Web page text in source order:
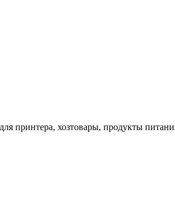
принтера, хозтовары, продукты